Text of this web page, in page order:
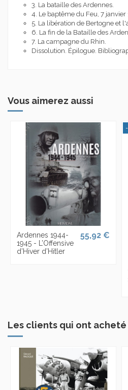
3. La bataille des Ardennes.
4. Le baptême du Feu, 7 janvier
5. La libération de Bertogne et
6. La fin de la Bataille des
7. La campagne du Rhin.
Dissolution. Épilogue.
Vous aimerez aussi
Ardennes 1944-
1945 - L’Offensive
d’Hiver d’Hitler
55,92 €
Les clients qui ont